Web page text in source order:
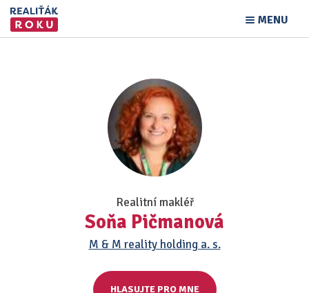
MENU
Realitní makléř
Soňa Pičmanová
M & M reality holding a. s.
HLASUJTE PRO MNE